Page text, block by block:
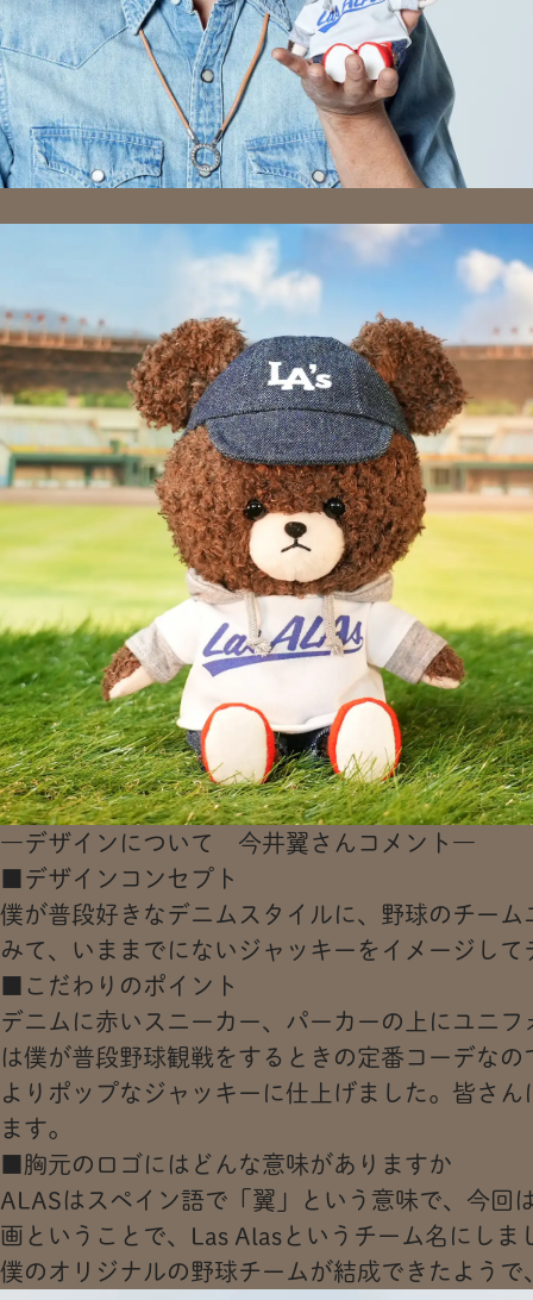
―デザインについて 今井翼さんコメント―
デザインコンセプト
僕が普段好きなデニムスタイルに、野球のチー
みて、いままでにないジャッキーをイメージし
■こだわりのポイント
デニムに赤いスニーカー、パーカーの上にユニ
は僕が普段野球観戦をするときの定番コーデな
よりポップなジャッキーに仕上げました。皆さ
ます。
■胸元のロゴにはどんな意味がありますか
ALASはスペイン語で「翼」という意味で、今回
画ということで、Las Alasというチーム名にし
僕のオリジナルの野球チームが結成できたよう